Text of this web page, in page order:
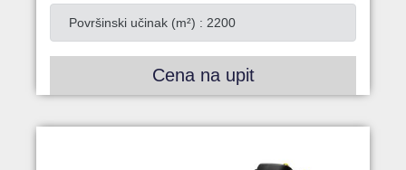
Površinski učinak (m²) : 2200
Cena na upit